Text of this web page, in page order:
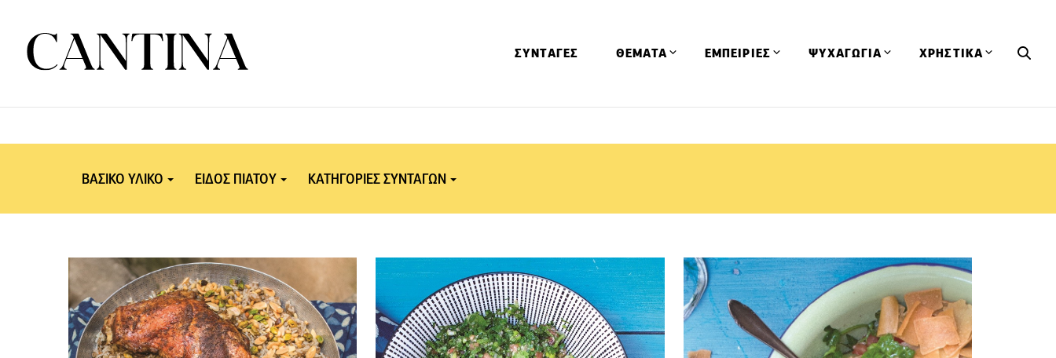
ΣΥΝΤΑΓΕΣ ΘΕΜΑΤΑ
Έρευνες
Παιδί
Υγεία & Διατροφή
ΕΜΠΕΙΡΙΕΣ
Πρόσωπα
Ταξίδια
ΨΥΧΑΓΩΓΙΑ
Βιβλία
Κουίζ
ΧΡΗΣΤΙΚΑ
Τα Φρέσκα Του Μήνα
ΒΑΣΙΚΟ ΥΛΙΚΟ
Δημητριακά
Λαχανικά
Ρύζι
Πίτες-Πίτσες-Τάρτες
ΕΙΔΟΣ ΠΙΑΤΟΥ
Κουζίνας
Ethnic
Εποχικές συνταγές
Άνοιξη - Καλοκαίρι
ΚΑΤΗΓΟΡΙΕΣ ΣΥΝΤΑΓΩΝ
Λίβανος
Κωνσταντινούπολη
Ιράν
Ινδία